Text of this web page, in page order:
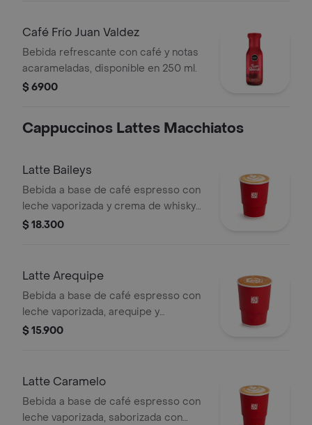
Café Frío Juan Valdez
Bebida refrescante con café y notas
acarameladas, disponible en 250 ml.
$ 6900
Cappuccinos Lattes Macchiatos
Latte Baileys
Bebida a base de café espresso con
leche vaporizada y crema de whisky
(Baileys). Este producto contiene
$ 18.300
Latte Arequipe
Bebida a base de café espresso con
leche vaporizada, arequipe y
saborizada con caramelo. La
minutos de haber sido preparado y/o
domicilio.
$ 15.900
Latte Caramelo
Bebida a base de café espresso con
leche vaporizada, saborizada con